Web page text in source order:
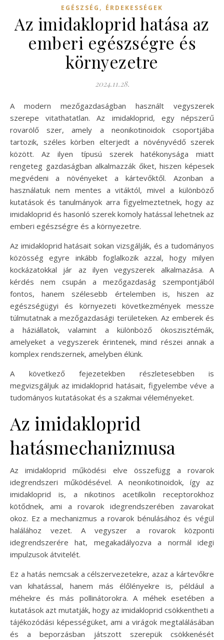
EGÉSZSÉG , ÉRDEKESSÉGEK
Az imidakloprid hatása az
emberi egészségre és
környezetre
2024.11.28.
A modern mezőgazdaságban használt vegyszerek
szerepe vitathatatlan. Az imidakloprid, egy népszerű
rovarölő szer, amely a neonikotinoidok csoportjába
tartozik, széles körben elterjedt a növényvédő szerek
között. Az ilyen típusú szerek hatékonysága miatt
rengeteg gazdaságban alkalmazzák őket, hiszen képesek
megvédeni a növényeket a kártevőktől. Azonban a
használatuk nem mentes a vitáktól, mivel a különböző
kutatások és tanulmányok arra figyelmeztetnek, hogy az
imidakloprid és hasonló szerek komoly hatással lehetnek az
emberi egészségre és a környezetre.
Az imidakloprid hatásait sokan vizsgálják, és a tudományos
közösség egyre inkább foglalkozik azzal, hogy milyen
kockázatokkal jár az ilyen vegyszerek alkalmazása. A
kérdés nem csupán a mezőgazdaság szempontjából
fontos, hanem szélesebb értelemben is, hiszen az
egészségügyi és környezeti következmények messze
túlmutatnak a mezőgazdasági területeken. Az emberek és
a háziállatok, valamint a különböző ökoszisztémák,
amelyeket a vegyszerek érintenek, mind részei annak a
komplex rendszernek, amelyben élünk.
A következő fejezetekben részletesebben is
megvizsgáljuk az imidakloprid hatásait, figyelembe véve a
tudományos kutatásokat és a szakmai véleményeket.
Az imidakloprid
hatásmechanizmusa
Az imidakloprid működési elve összefügg a rovarok
idegrendszeri működésével. A neonikotinoidok, így az
imidakloprid is, a nikotinos acetilkolin receptorokhoz
kötődnek, ami a rovarok idegrendszerében zavarokat
okoz. Ez a mechanizmus a rovarok bénulásához és végül
halálához vezet. A vegyszer a rovarok központi
idegrendszerére hat, megakadályozva a normál idegi
impulzusok átvitelét.
Ez a hatás nemcsak a célszervezetekre, azaz a kártevőkre
van kihatással, hanem más élőlényekre is, például a
méhekre és más pollinátorokra. A méhek esetében a
kutatások azt mutatják, hogy az imidakloprid csökkentheti a
tájékozódási képességüket, ami a virágok megtalálásában
és a beporzásban játszott szerepük csökkenését